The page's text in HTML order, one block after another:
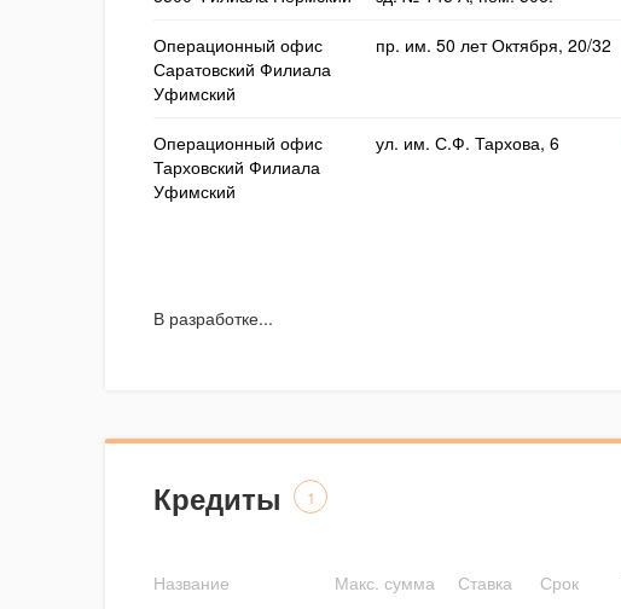
Операционный офис
Саратовский Филиала
Уфимский
пр. им. 50 лет Октября, 20/32
Операционный офис
Тарховский Филиала
Уфимский
ул. им. С.Ф. Тархова, 6
В разработке...
Кредиты 1
Название Макс. сумма Ставка Срок